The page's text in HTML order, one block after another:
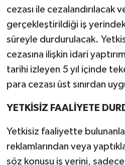
cezası ile cezalandırılacak
gerçekleştirildiği iş
süreyle durdurulacak.
cezasına ilişkin idari
tarihi izleyen 5 yıl içinde
para cezası üst sınırdan
YETKİSİZ FAALİYETE
Yetkisiz faaliyette
reklamlarından veya
söz konusu iş yerini,